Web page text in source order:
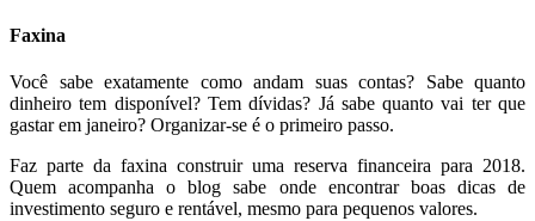
Faxina
Você sabe exatamente como andam suas contas? Sabe quanto
dinheiro tem disponível? Tem dívidas? Já sabe quanto vai ter que
gastar em janeiro? Organizar-se é o primeiro passo.
Faz parte da faxina construir uma reserva financeira para 2018.
Quem acompanha o blog sabe onde encontrar boas dicas de
investimento seguro e rentável, mesmo para pequenos valores.